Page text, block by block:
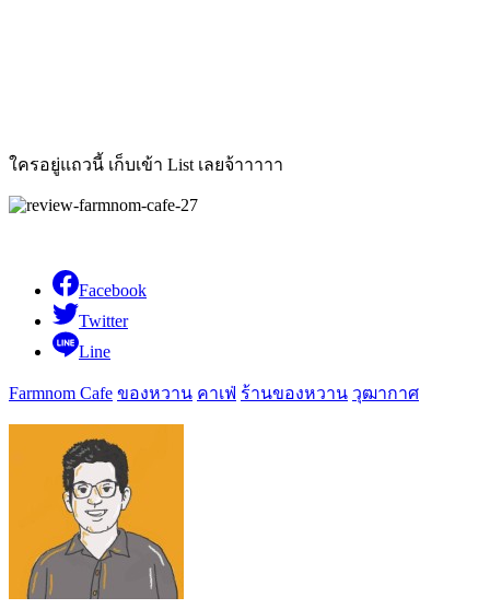
ใครอยู่แถวนี้ เก็บเข้า List เลยจ้าาาาา
Facebook
Twitter
Line
Farmnom Cafe ของหวาน คาเฟ่ ร้านของหวาน วุฒากาศ